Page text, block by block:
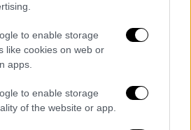
to enable storage
like cookies on web or
apps.
to enable storage
of the website or app.
Ναόμι Οσάκα